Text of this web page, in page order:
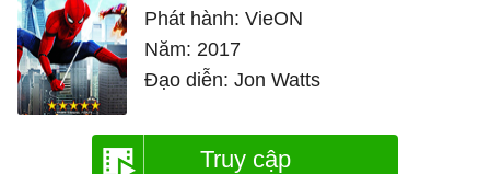
Phát hành: VieON
Năm: 2017
Đạo diễn: Jon Watts
Truy cập